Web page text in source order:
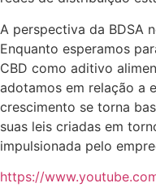
A perspectiva da BDSA
Enquanto esperamos
CBD como aditivo
adotamos em relação a
crescimento se torna
suas leis criadas em
impulsionada pelo
https://